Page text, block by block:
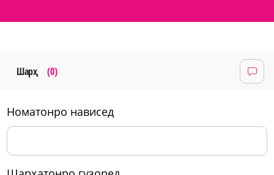
Шарҳ (0)
номатонро нависед